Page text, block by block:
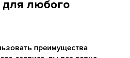
любого
преимущества